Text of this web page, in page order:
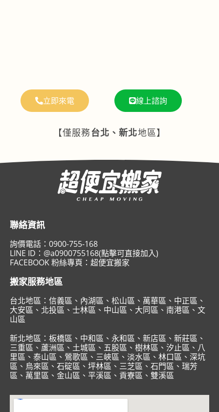
立即來電 線上諮詢
【僅服務台北、新北地區】
聯絡資訊
詢價電話： 0900-755-168
LINE ID： @a0900755168(點擊可直接加入)
FACEBOOK 粉絲專頁： 超便宜搬家
搬家服務地區
台北地區： 信義區 、 內湖區 、 松山區 、 萬華區 、 中正區 、
大安區 、 北投區 、 士林區 、 中山區 、 大同區 、 南港區 、 文
山區
新北地區： 板橋區 、 中和區 、 永和區 、 新店區 、 新莊區 、
三重區 、 蘆洲區 、 土城區 、 五股區 、 樹林區 、 汐止區 、 八
里區 、 泰山區 、 鶯歌區 、 三峽區 、 淡水區 、 林口區 、 深坑
區 、 烏來區 、 石碇區 、 坪林區 、 三芝區 、 石門區 、 瑞芳
區 、 萬里區 、 金山區 、 平溪區 、 貢寮區 、 雙溪區